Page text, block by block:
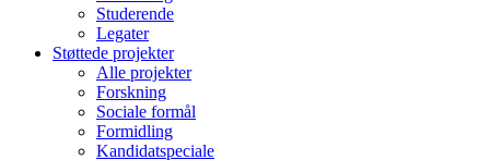
Studerende
Legater
Støttede projekter
Alle projekter
Forskning
Sociale formål
Formidling
Kandidatspeciale